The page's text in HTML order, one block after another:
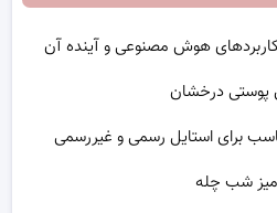
هوش مصنوعی و آینده آن
برای استایل رسمی و غیررسمی
میز شب چله